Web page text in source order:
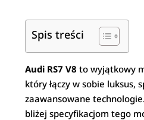
Spis treści
Audi RS7 V8 to wyjątkowy
który łączy w sobie luksus,
zaawansowane
bliżej specyfikacjom tego